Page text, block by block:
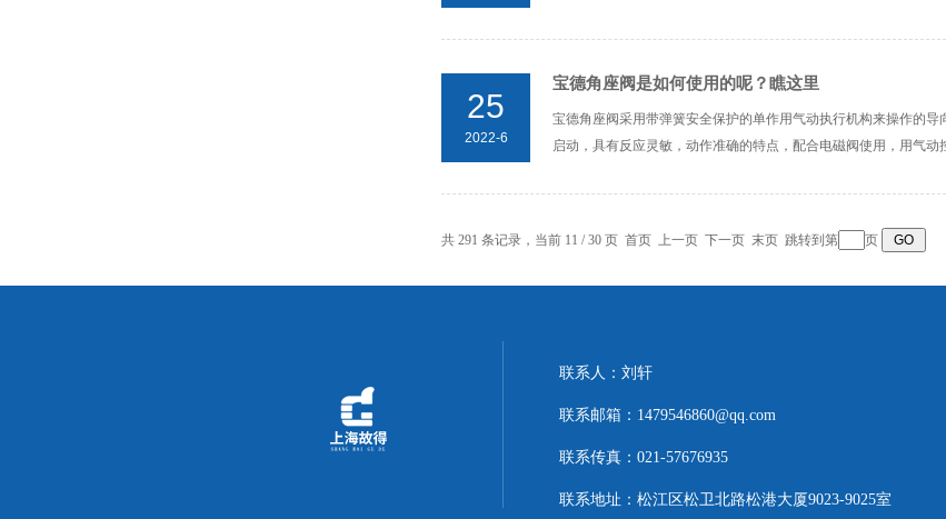
25
2022-6
宝德角座阀是如何使用的呢？瞧这里
宝德角座阀采用带弹簧安全保护的单作用气动执行机构来操作的
启动，具有反应灵敏，动作准确的特点，配合电磁阀使用，用气
共 291 条记录，当前 11 / 30 页 首页 上一页 下一页 末页 跳转到第 页
联系人：刘轩
联系邮箱：1479546860@qq.com
联系传真：021-57676935
联系地址：松江区松卫北路松港大厦9023-9025室